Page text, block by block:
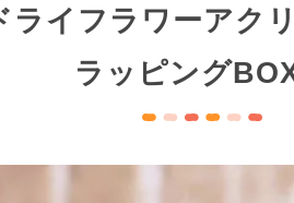
ライフラワーアク
ラッピング